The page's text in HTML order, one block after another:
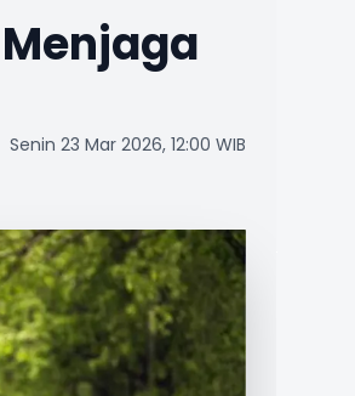
Senin 23 Mar 2026, 12:00 WIB